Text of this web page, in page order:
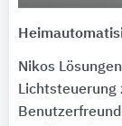
Nikos
Lichtsteuerung